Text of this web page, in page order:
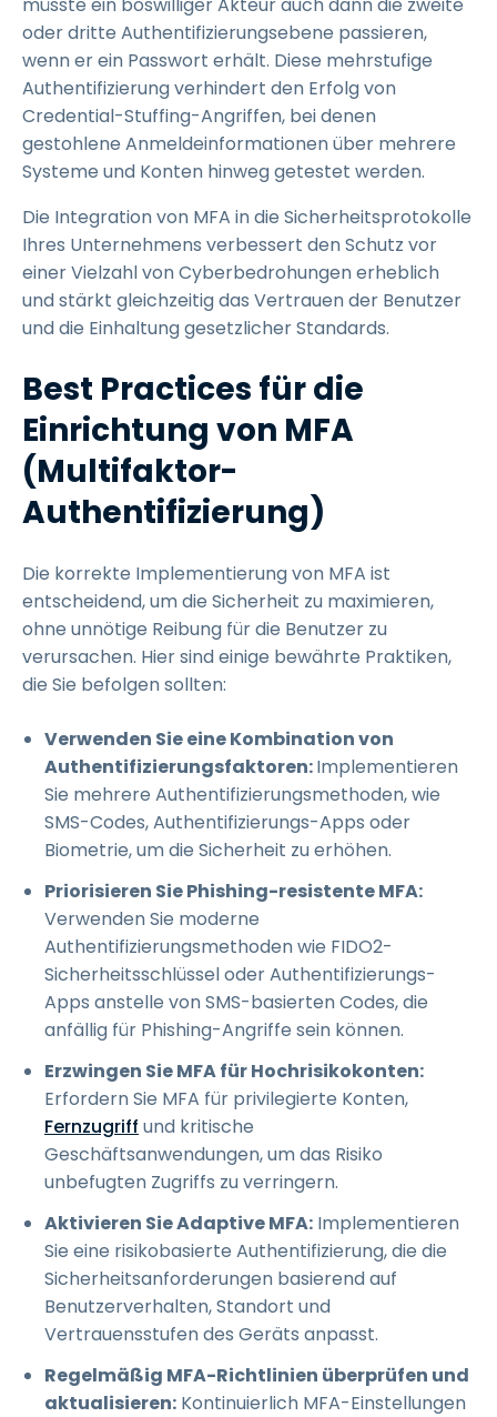
oder dritte Authentifizierungsebene passieren,
wenn er ein Passwort erhält. Diese mehrstufige
Authentifizierung verhindert den Erfolg von
Credential-Stuffing-Angriffen, bei denen
gestohlene Anmeldeinformationen über mehrere
Systeme und Konten hinweg getestet werden.
Die Integration von MFA in die Sicherheitsprotokolle
Ihres Unternehmens verbessert den Schutz vor
einer Vielzahl von Cyberbedrohungen erheblich
und stärkt gleichzeitig das Vertrauen der Benutzer
und die Einhaltung gesetzlicher Standards.
Best Practices für die
Einrichtung von MFA
(Multifaktor-
Authentifizierung)
Die korrekte Implementierung von MFA ist
entscheidend, um die Sicherheit zu maximieren,
ohne unnötige Reibung für die Benutzer zu
verursachen. Hier sind einige bewährte Praktiken,
die Sie befolgen sollten:
Verwenden Sie eine Kombination von
Authentifizierungsfaktoren:Implementieren
Sie mehrere Authentifizierungsmethoden, wie
SMS-Codes, Authentifizierungs-Apps oder
Biometrie, um die Sicherheit zu erhöhen.
Priorisieren Sie Phishing-resistente MFA:
Verwenden Sie moderne
Authentifizierungsmethoden wie FIDO2-
Sicherheitsschlüssel oder Authentifizierungs-
Apps anstelle von SMS-basierten Codes, die
anfällig für Phishing-Angriffe sein können.
Erzwingen Sie MFA für Hochrisikokonten:
Erfordern Sie MFA für privilegierte Konten,
Fernzugriff und kritische
Geschäftsanwendungen, um das Risiko
unbefugten Zugriffs zu verringern.
Aktivieren Sie Adaptive MFA: Implementieren
Sie eine risikobasierte Authentifizierung, die die
Sicherheitsanforderungen basierend auf
Benutzerverhalten, Standort und
Vertrauensstufen des Geräts anpasst.
Regelmäßig MFA-Richtlinien überprüfen und
aktualisieren: Kontinuierlich MFA-Einstellungen